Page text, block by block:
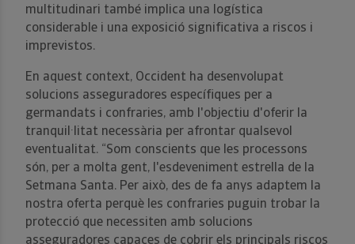
multitudinari també implica una logística
considerable i una exposició significativa a riscos i
imprevistos.
En aquest context, Occident ha desenvolupat
solucions asseguradores específiques per a
germandats i confraries, amb l'objectiu d'oferir la
tranquil·litat necessària per afrontar qualsevol
eventualitat. “Som conscients que les processons
són, per a molta gent, l'esdeveniment estrella de la
Setmana Santa. Per això, des de fa anys adaptem la
nostra oferta perquè les confraries puguin trobar la
protecció que necessiten amb solucions
asseguradores capaces de cobrir els principals riscos